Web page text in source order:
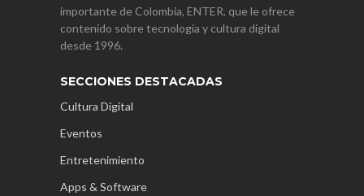
importante de Colombia, ENTER, que le ofrece
contenido sobre tecnología y cultura digital
desde 1996.
SECCIONES DESTACADAS
Cultura Digital
Eventos
Entretenimiento
Apps & Software